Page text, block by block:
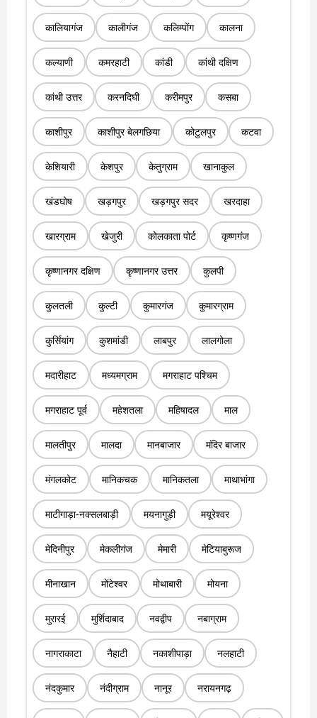
कालियागंज कालीगंज कलिम्पोंग कालना
कल्याणी कमरहाटी कांडी कांथी दक्षिण
कांथी उत्तर करनदिघी करीमपुर कसबा
काशीपुर काशीपुर बेलगछिया कोटुलपुर कटवा
केशियारी केशपुर केतुग्राम खानाकुल
खंडघोष खड़गपुर खड़गपुर सदर खरदाहा
खारग्राम खेजुरी कोलकाता पोर्ट कृष्णगंज
कृष्णानगर दक्षिण कृष्णानगर उत्तर कुलपी
कुलतली कुल्टी कुमारगंज कुमारग्राम
कुर्सियांग कुशमांडी लाबपुर लालगोला
मदारीहाट मध्यमग्राम मगराहाट पश्चिम
मगराहाट पूर्व महेशतला महिषादल माल
मालतीपुर मालदा मानबाजार मंदिर बाजार
मंगलकोट मानिकचक मानिकतला माथाभांगा
माटीगाड़ा-नक्सलबाड़ी मयनागुड़ी मयूरेश्वर
मेदिनीपुर मेकलीगंज मेमारी मेटियाबुरूज
मीनाखान मोंटेश्वर मोथाबारी मोयना
मुरारई मुर्शिदाबाद नवद्वीप नबाग्राम
नागराकाटा नैहाटी नकाशीपाड़ा नलहाटी
नंदकुमार नंदीग्राम नानूर नरायनगढ़